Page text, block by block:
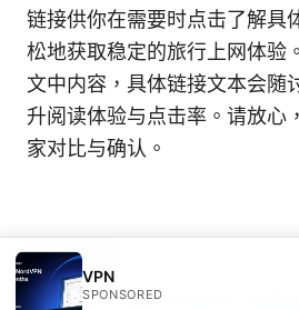
链接供你在需要时点击了解具
松地获取稳定的旅行上网体验
文中内容，具体链接文本会随
升阅读体验与点击率。请放心
家对比与确认。
Sources:
Free vpn download for
VPN
SPONSORED